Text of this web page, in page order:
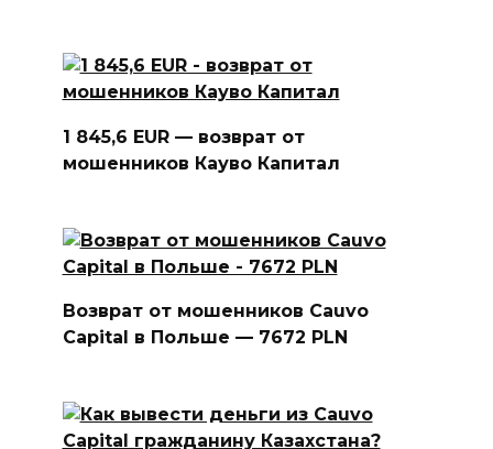
1 845,6 EUR — возврат от
мошенников Кауво Капитал
Возврат от мошенников Cauvo
Capital в Польше — 7672 PLN